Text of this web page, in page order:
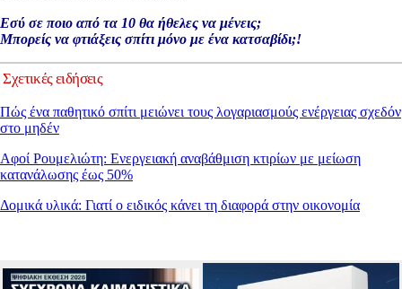
Εσύ σε ποιο από τα 10 θα ήθελες να μένεις;
Mπορείς να φτιάξεις σπίτι μόνο με ένα κατσαβίδι;!
Σχετικές ειδήσεις
Πώς ένα παθητικό σπίτι μειώνει τους λογαριασμούς ενέργειας σχεδόν
στο μηδέν
Αφοί Ρουμελιώτη: Ενεργειακή αναβάθμιση κτιρίων με μείωση
κατανάλωσης έως 50%
Δομικά υλικά: Γιατί ο ειδικός κάνει τη διαφορά στην οικονομία